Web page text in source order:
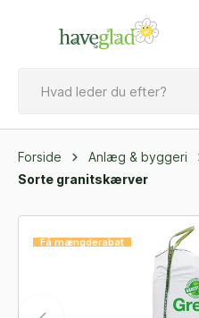
Forside Anlæg & byggeri
Sorte granitskærver
Få mængderabat